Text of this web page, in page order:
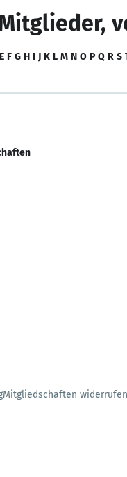
E F G H I J K L M N O P Q R S
Mitgliedschaften widerrufen